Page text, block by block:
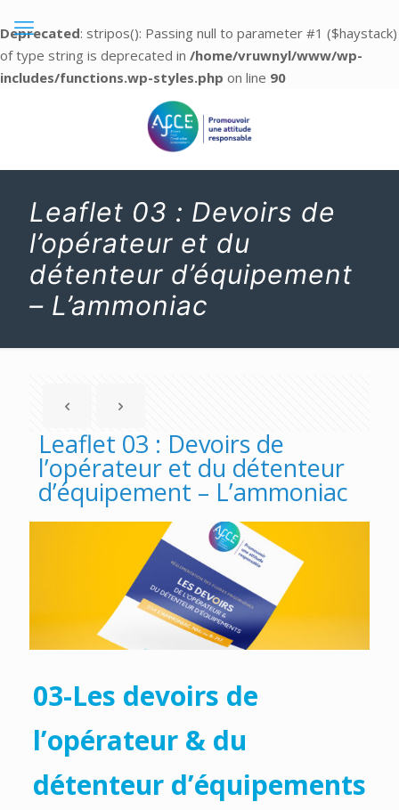
Deprecated: stripos(): Passing null to parameter #1 ($haystack)
of type string is deprecated in /home/vruwnyl/www/wp-
includes/functions.wp-styles.php on line 90
Leaflet 03 : Devoirs de
l’opérateur et du
détenteur d’équipement
– L’ammoniac
Leaflet 03 : Devoirs de
l’opérateur et du détenteur
d’équipement – L’ammoniac
03-Les devoirs de
l’opérateur & du
détenteur d’équipements